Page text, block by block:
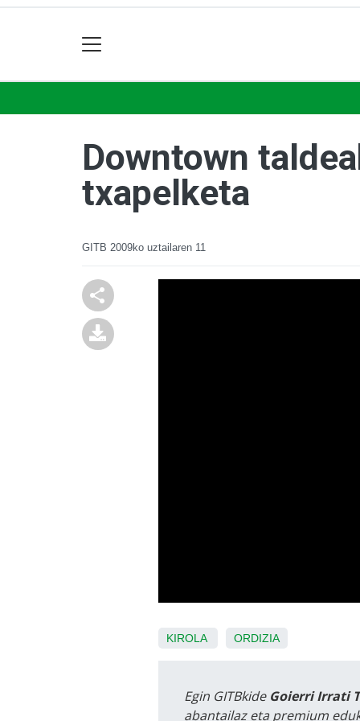
Downtown
txapelketa
GITB 2009ko uztailaren 11
KIROLA ORDIZIA
Egin GITBkide Goierri Irrati
abantailaz eta premium